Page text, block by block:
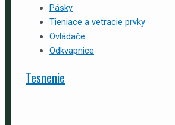
Pásky
Tieniace a vetracie prvky
Ovládače
Odkvapnice
Tesnenie